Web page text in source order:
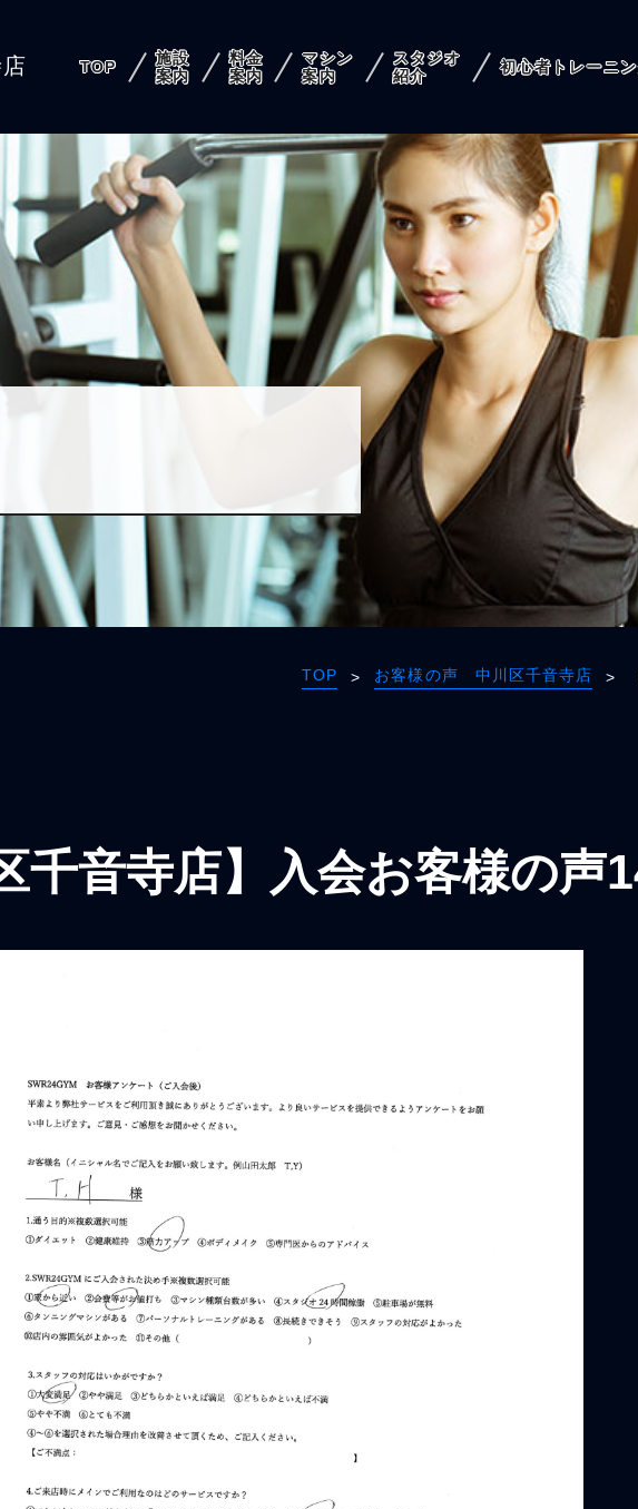
TOP
施設
案内
料金
案内
マシン
案内
スタジオ
紹介
初心者トレーニ
TOP > お客様の声 中川区千音寺店 >
千音寺店】入会お客様の声